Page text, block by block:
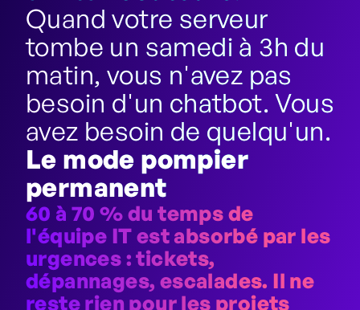
Quand votre serveur
tombe un samedi à 3h du
matin, vous n'avez pas
besoin d'un chatbot. Vous
avez besoin de quelqu'un.
Le mode pompier
permanent
60 à 70 % du temps de
l'équipe IT est absorbé par les
urgences : tickets,
dépannages, escalades. Il ne
reste rien pour les projets